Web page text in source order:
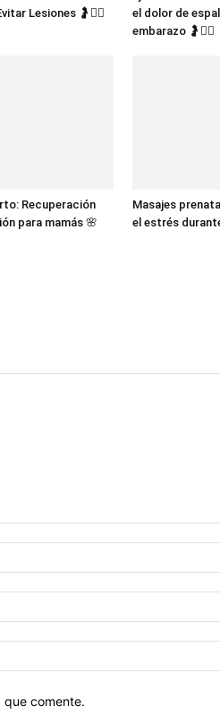
Lesiones 🤰🧘‍♀️
el dolor de
embarazo 🤰🧘‍♀️
Recuperación
para mamás 🌸
Masajes
el estrés
que comente.